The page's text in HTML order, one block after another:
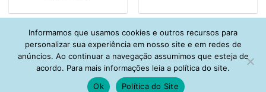
Informamos que usamos cookies e outros recursos para
personalizar sua experiência em nosso site e em redes de
anúncios. Ao continuar a navegação assumimos que esteja de
acordo. Para mais informações leia a política do site.
Ok
Política do Site